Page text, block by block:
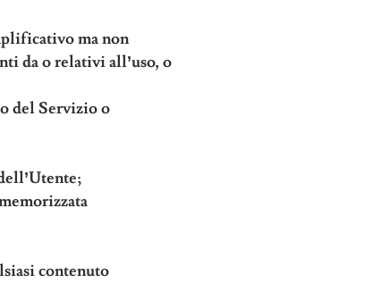
ma non
da o relativi all’uso, o
del Servizio o
contenuto